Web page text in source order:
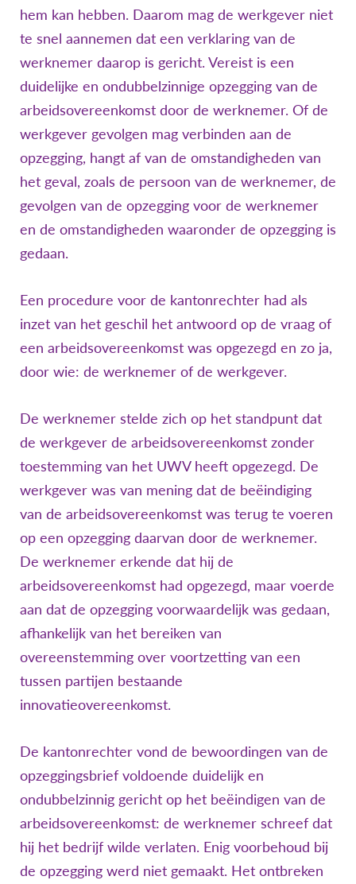
hem kan hebben. Daarom mag de werkgever niet
te snel aannemen dat een verklaring van de
werknemer daarop is gericht. Vereist is een
duidelijke en ondubbelzinnige opzegging van de
arbeidsovereenkomst door de werknemer. Of de
werkgever gevolgen mag verbinden aan de
opzegging, hangt af van de omstandigheden van
het geval, zoals de persoon van de werknemer, de
gevolgen van de opzegging voor de werknemer
en de omstandigheden waaronder de opzegging is
gedaan.
Een procedure voor de kantonrechter had als
inzet van het geschil het antwoord op de vraag of
een arbeidsovereenkomst was opgezegd en zo ja,
door wie: de werknemer of de werkgever.
De werknemer stelde zich op het standpunt dat
de werkgever de arbeidsovereenkomst zonder
toestemming van het UWV heeft opgezegd. De
werkgever was van mening dat de beëindiging
van de arbeidsovereenkomst was terug te voeren
op een opzegging daarvan door de werknemer.
De werknemer erkende dat hij de
arbeidsovereenkomst had opgezegd, maar voerde
aan dat de opzegging voorwaardelijk was gedaan,
afhankelijk van het bereiken van
overeenstemming over voortzetting van een
tussen partijen bestaande
innovatieovereenkomst.
De kantonrechter vond de bewoordingen van de
opzeggingsbrief voldoende duidelijk en
ondubbelzinnig gericht op het beëindigen van de
arbeidsovereenkomst: de werknemer schreef dat
hij het bedrijf wilde verlaten. Enig voorbehoud bij
de opzegging werd niet gemaakt. Het ontbreken